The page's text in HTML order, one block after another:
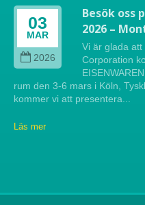
03
MAR
2026
Besök oss
2026 –
Vi är glada
Corporation
rum den 3-6 mars i Köln,
kommer vi att presentera...
Läs mer